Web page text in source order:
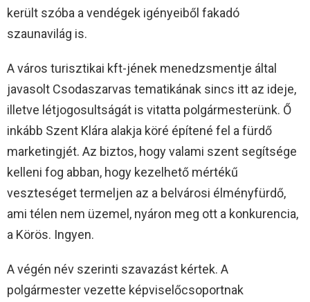
került szóba a vendégek igényeiből fakadó
szaunavilág is.
A város turisztikai kft-jének menedzsmentje által
javasolt Csodaszarvas tematikának sincs itt az ideje,
illetve létjogosultságát is vitatta polgármesterünk. Ő
inkább Szent Klára alakja köré építené fel a fürdő
marketingjét. Az biztos, hogy valami szent segítsége
kelleni fog abban, hogy kezelhető mértékű
veszteséget termeljen az a belvárosi élményfürdő,
ami télen nem üzemel, nyáron meg ott a konkurencia,
a Körös. Ingyen.
A végén név szerinti szavazást kértek. A
polgármester vezette képviselőcsoportnak